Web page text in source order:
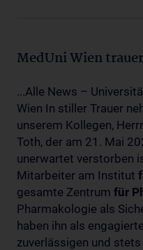
MedUni Wien
...Alle News –
Wien In stiller Trauer
unserem Kollegen,
Toth, der am 21. Mai
unerwartet verstorben
Mitarbeiter am Institut
gesamte Zentrum für
Pharmakologie als
haben ihn als
zuverlässigen und